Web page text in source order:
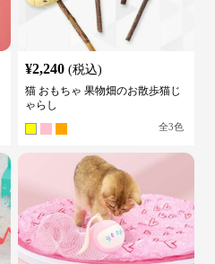
¥2,240 (税込)
猫 おもちゃ 果物畑のお散歩猫じ
ゃらし
全3色